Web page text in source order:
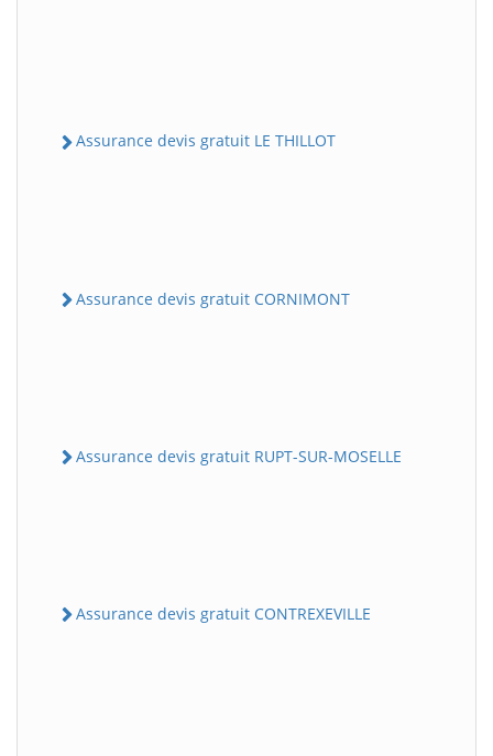
Assurance devis gratuit LE THILLOT
Assurance devis gratuit CORNIMONT
Assurance devis gratuit RUPT-SUR-MOSELLE
Assurance devis gratuit CONTREXEVILLE